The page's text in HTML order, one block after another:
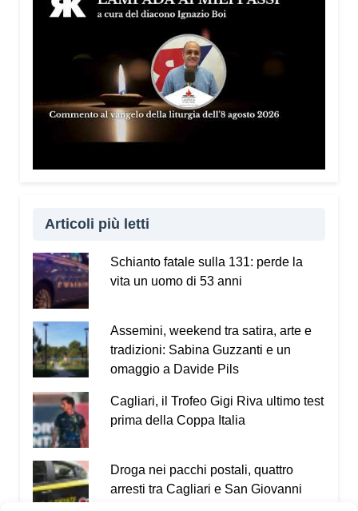
Articoli più letti
Schianto fatale sulla 131: perde la
vita un uomo di 53 anni
Assemini, weekend tra satira, arte e
tradizioni: Sabina Guzzanti e un
omaggio a Davide Pils
Cagliari, il Trofeo Gigi Riva ultimo test
prima della Coppa Italia
Droga nei pacchi postali, quattro
arresti tra Cagliari e San Giovanni